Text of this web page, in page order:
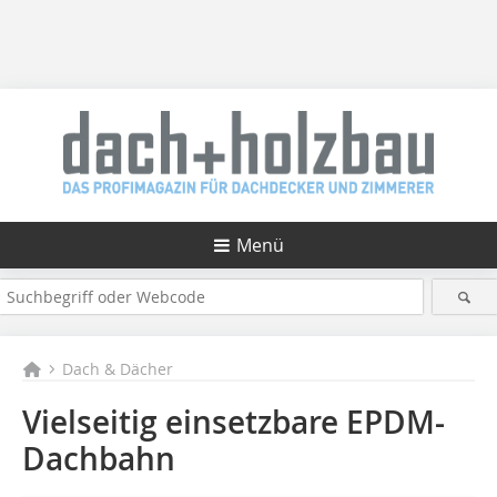
Menü
Dach & Dächer
Vielseitig einsetzbare EPDM-
Dachbahn